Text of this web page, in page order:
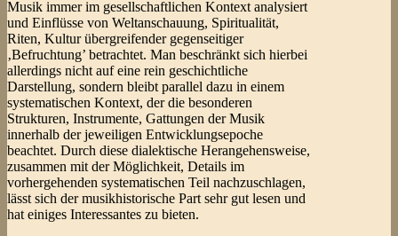
Musik immer im gesellschaftlichen Kontext analysiert
und Einflüsse von Weltanschauung, Spiritualität,
Riten, Kultur übergreifender gegenseitiger
‚Befruchtung’ betrachtet. Man beschränkt sich hierbei
allerdings nicht auf eine rein geschichtliche
Darstellung, sondern bleibt parallel dazu in einem
systematischen Kontext, der die besonderen
Strukturen, Instrumente, Gattungen der Musik
innerhalb der jeweiligen Entwicklungsepoche
beachtet. Durch diese dialektische Herangehensweise,
zusammen mit der Möglichkeit, Details im
vorhergehenden systematischen Teil nachzuschlagen,
lässt sich der musikhistorische Part sehr gut lesen und
hat einiges Interessantes zu bieten.